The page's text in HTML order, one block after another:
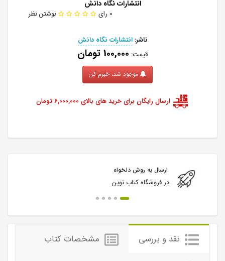
انتشارات نگاه دانش
0 رای نوشتن نظر
ناشر:انتشارات نگاه دانش
قیمت: 100,000 تومان
ارسال رایگان برای خرید های بالای 6,000,000 تومان
ارسال به روش دلخواه
در فروشگاه کتاب نوین
نقد و بررسی مشخصات کتاب